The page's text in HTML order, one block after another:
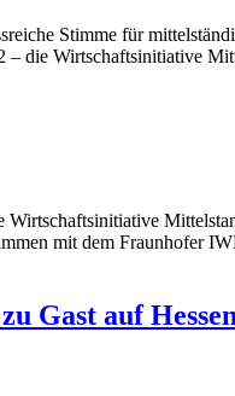
Stimme für
die Wirtschaftsinitiative
mit dem Fraunhofer
auf